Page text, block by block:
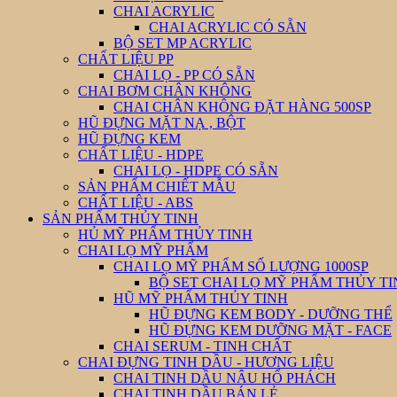
CHAI ACRYLIC
CHAI ACRYLIC CÓ SẴN
BỘ SET MP ACRYLIC
CHẤT LIỆU PP
CHAI LỌ - PP CÓ SẴN
CHAI BƠM CHÂN KHÔNG
CHAI CHÂN KHÔNG ĐẶT HÀNG 500SP
HŨ ĐỰNG MẶT NẠ , BỘT
HŨ ĐỰNG KEM
CHẤT LIỆU - HDPE
CHAI LỌ - HDPE CÓ SẴN
SẢN PHẨM CHIẾT MẪU
CHẤT LIỆU - ABS
SẢN PHẨM THỦY TINH
HỦ MỸ PHẨM THỦY TINH
CHAI LỌ MỸ PHẨM
CHAI LỌ MỸ PHẨM SỐ LƯỢNG 1000SP
BỘ SET CHAI LỌ MỸ PHẨM THỦY
HŨ MỸ PHẨM THỦY TINH
HŨ ĐỰNG KEM BODY - DƯỠNG THỂ
HŨ ĐỰNG KEM DƯỠNG MẶT - FACE
CHAI SERUM - TINH CHẤT
CHAI ĐỰNG TINH DẦU - HƯƠNG LIỆU
CHAI TINH DẦU NÂU HỔ PHÁCH
CHAI TINH DẦU BÁN LẺ